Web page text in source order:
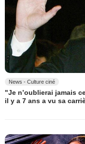
News - Culture ciné
"Je n’oublierai jamais
il y a 7 ans a vu sa